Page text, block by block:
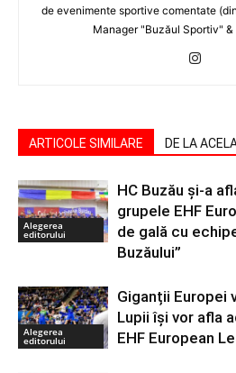
de evenimente sportive comentate
Manager "Buzăul Sportiv" &
ARTICOLE SIMILARE DE LA
Alegerea
editorului
HC Buzău și-a
grupele EHF
de gală cu
Buzăului”
Alegerea
editorului
Giganții Europei
Lupii își vor afla
EHF European